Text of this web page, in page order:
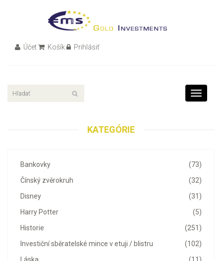
Účet Košík Prihlásiť
Toggle
KATEGÓRIE
(73)
Bankovky
(32)
Čínský zvěrokruh
(31)
Disney
(5)
Harry Potter
(251)
Historie
(102)
Investiční sběratelské mince v etuji / blistru